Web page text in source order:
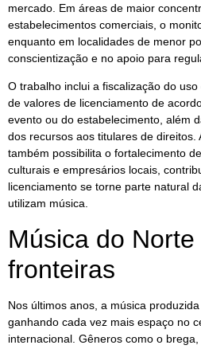
mercado. Em áreas de maior
estabelecimentos comerciais, o
enquanto em localidades de menor
conscientização e no apoio para
O trabalho inclui a fiscalização do
de valores de licenciamento de
evento ou do estabelecimento, além
dos recursos aos titulares de direitos.
também possibilita o fortalecimento
culturais e empresários locais,
licenciamento se torne parte natural
utilizam música.
Música do
fronteiras
Nos últimos anos, a música
ganhando cada vez mais espaço no
internacional. Gêneros como o